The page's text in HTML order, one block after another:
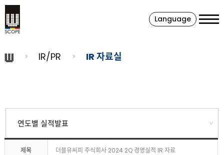
Language
IR/PR IR 자료실
제목 더블유씨피 주식회사 2024 2Q 경영실적 IR 자료